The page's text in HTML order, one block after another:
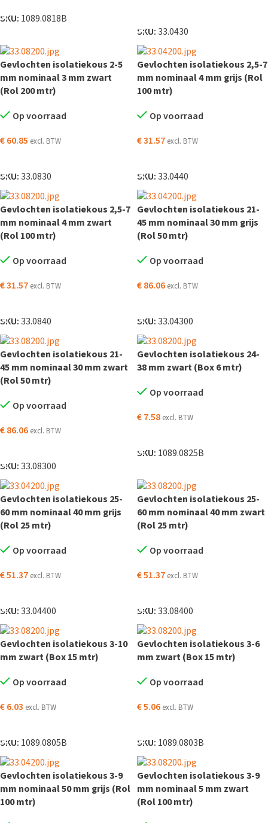
SKU: 1089.0818B
SKU:33.0430
Gevlochten isolatiekous 2-5
mm nominaal 3 mm zwart
(Rol 200 mtr)
Op voorraad
€60.85 excl. BTW
SKU:33.0830
Gevlochten isolatiekous 2,5-7
mm nominaal 4 mm grijs (Rol
100 mtr)
Op voorraad
€31.57 excl. BTW
SKU:33.0440
Gevlochten isolatiekous 2,5-7
mm nominaal 4 mm zwart
(Rol 100 mtr)
Op voorraad
€31.57 excl. BTW
SKU:33.0840
Gevlochten isolatiekous 21-
45 mm nominaal 30 mm grijs
(Rol 50 mtr)
Op voorraad
€86.06 excl. BTW
SKU:33.04300
Gevlochten isolatiekous 21-
45 mm nominaal 30 mm zwart
(Rol 50 mtr)
Op voorraad
€86.06 excl. BTW
SKU:33.08300
Gevlochten isolatiekous 24-
38 mm zwart (Box 6 mtr)
Op voorraad
€7.58 excl. BTW
SKU: 1089.0825B
Gevlochten isolatiekous 25-
60 mm nominaal 40 mm grijs
(Rol 25 mtr)
Op voorraad
€51.37 excl. BTW
SKU:33.04400
Gevlochten isolatiekous 25-
60 mm nominaal 40 mm zwart
(Rol 25 mtr)
Op voorraad
€51.37 excl. BTW
SKU:33.08400
Gevlochten isolatiekous 3-10
mm zwart (Box 15 mtr)
Op voorraad
€6.03 excl. BTW
SKU: 1089.0805B
Gevlochten isolatiekous 3-6
mm zwart (Box 15 mtr)
Op voorraad
€5.06 excl. BTW
SKU: 1089.0803B
Gevlochten isolatiekous 3-9
mm nominaal 50 mm grijs (Rol
100 mtr)
Gevlochten isolatiekous 3-9
mm nominaal 5 mm zwart
(Rol 100 mtr)